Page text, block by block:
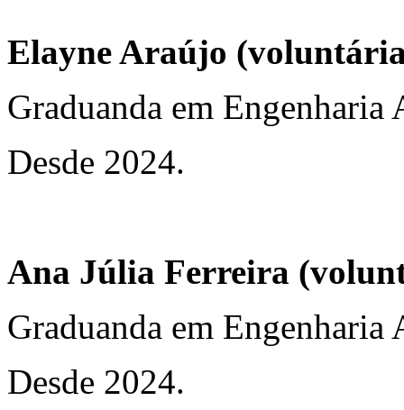
Elayne Araújo
Graduanda em
Desde 2024.
Ana Júlia Ferreira
Graduanda em
Desde 2024.